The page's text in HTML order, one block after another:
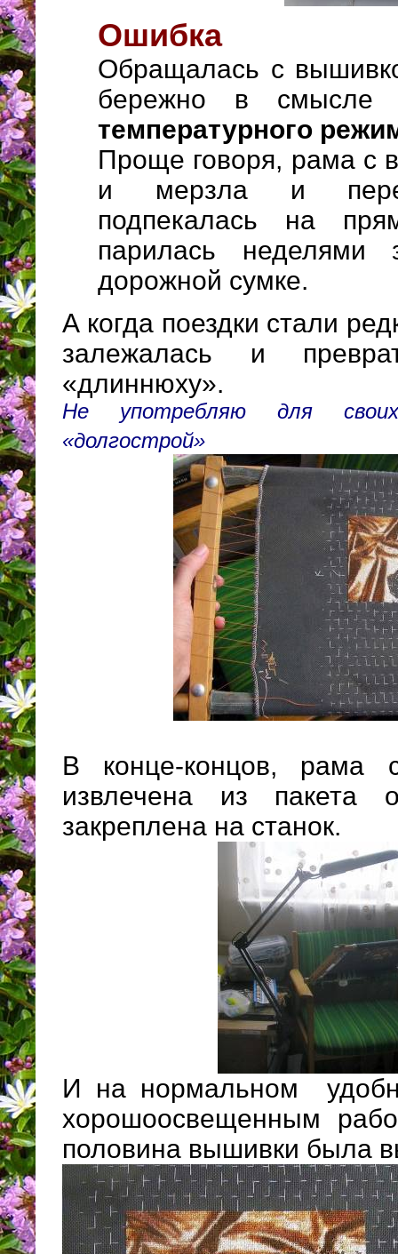
Ошибка
Обращалась с
бережно в
температурного
Проще говоря, рама с
и мерзла и
подпекалась на
парилась неделями
дорожной сумке.
А когда поездки стали
залежалась и
«длиннюху».
Не употребляю для
«долгострой»
В конце-концов, рама
извлечена из пакета
закреплена на станок.
И на нормальном
хорошоосвещенным
половина вышивки была